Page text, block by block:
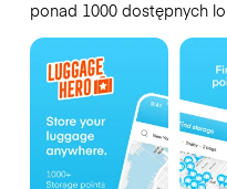
ponad 1000 dostępnych